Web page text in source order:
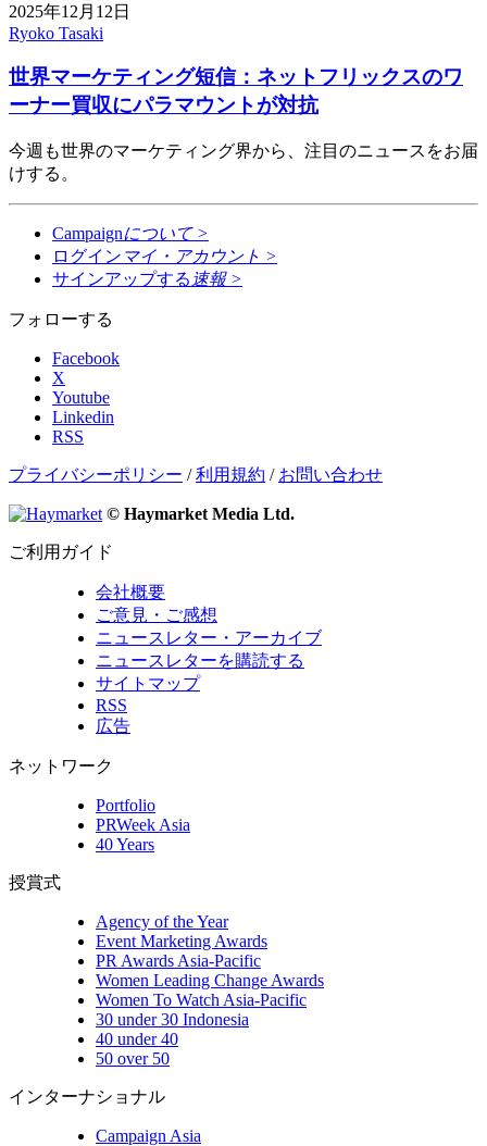
2025年12月12日
Ryoko Tasaki
世界マーケティング短信：ネットフリックスのワ
ーナー買収にパラマウントが対抗
今週も世界のマーケティング界から、注目のニュースをお届
けする。
Campaignについて >
ログイン マイ・アカウント >
サインアップする 速報 >
フォローする
Facebook
X
Youtube
Linkedin
RSS
プライバシーポリシー /利用規約 / お問い合わせ
© Haymarket Media Ltd.
ご利用ガイド
会社概要
ご意見・ご感想
ニュースレター・アーカイブ
ニュースレターを購読する
サイトマップ
RSS
広告
ネットワーク
Portfolio
PRWeek Asia
40 Years
授賞式
Agency of the Year
Event Marketing Awards
PR Awards Asia-Pacific
Women Leading Change Awards
Women To Watch Asia-Pacific
30 under 30 Indonesia
40 under 40
50 over 50
インターナショナル
Campaign Asia